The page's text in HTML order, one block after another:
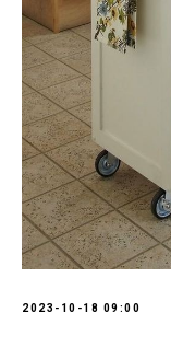
2023-10-18 09:00